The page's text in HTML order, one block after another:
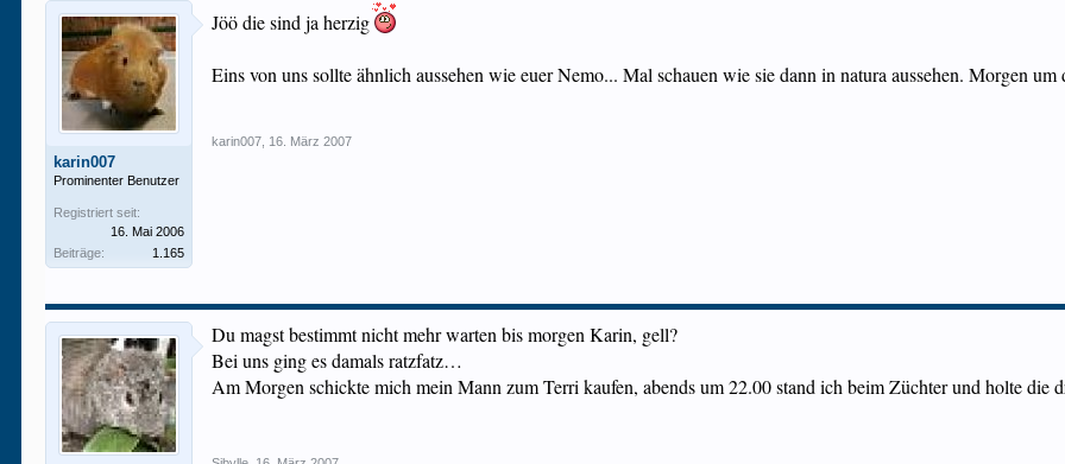
karin007
Prominenter Benutzer
Registriert seit:
16. Mai 2006
Beiträge:
1.165
Jöö die sind ja herzig
Eins von uns sollte ähnlich aussehen wie euer Nemo... Mal schauen wie sie dann in natura aussehen. Morgen um
karin007 16. März 2007
Du magst bestimmt nicht mehr warten bis morgen Karin, gell?
Bei uns ging es damals ratzfatz…
Am Morgen schickte mich mein Mann zum Terri kaufen, abends um 22.00 stand ich beim Züchter und holte